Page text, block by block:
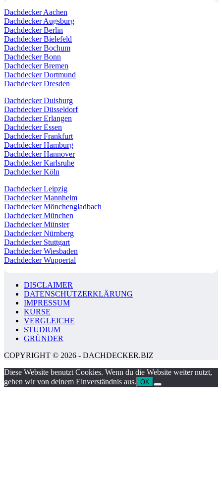
Dachdecker Aachen
Dachdecker Augsburg
Dachdecker Berlin
Dachdecker Bielefeld
Dachdecker Bochum
Dachdecker Bonn
Dachdecker Bremen
Dachdecker Dortmund
Dachdecker Dresden
Dachdecker Duisburg
Dachdecker Düsseldorf
Dachdecker Erlangen
Dachdecker Essen
Dachdecker Frankfurt
Dachdecker Hamburg
Dachdecker Hannover
Dachdecker Karlsruhe
Dachdecker Köln
Dachdecker Leipzig
Dachdecker Mannheim
Dachdecker Mönchengladbach
Dachdecker München
Dachdecker Münster
Dachdecker Nürnberg
Dachdecker Stuttgart
Dachdecker Wiesbaden
Dachdecker Wuppertal
DISCLAIMER
DATENSCHUTZERKLÄRUNG
IMPRESSUM
KURSE
VERGLEICHE
STUDIUM
GRÜNDER
COPYRIGHT © 2026 - DACHDECKER.BIZ
Diese Website benutzt Cookies. Wenn du die Website weiter nutzt,
gehen wir von deinem Einverständnis aus. OK